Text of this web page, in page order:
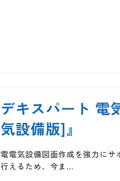
デキスパート 電
気設備版]』
電電気設備図面作成を強力に
行えるため、今ま…